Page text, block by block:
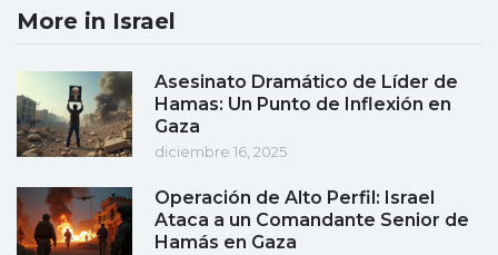
More in Israel
Asesinato Dramático de Líder de
Hamas: Un Punto de Inflexión en
Gaza
diciembre 16, 2025
Operación de Alto Perfil: Israel
Ataca a un Comandante Senior de
Hamás en Gaza